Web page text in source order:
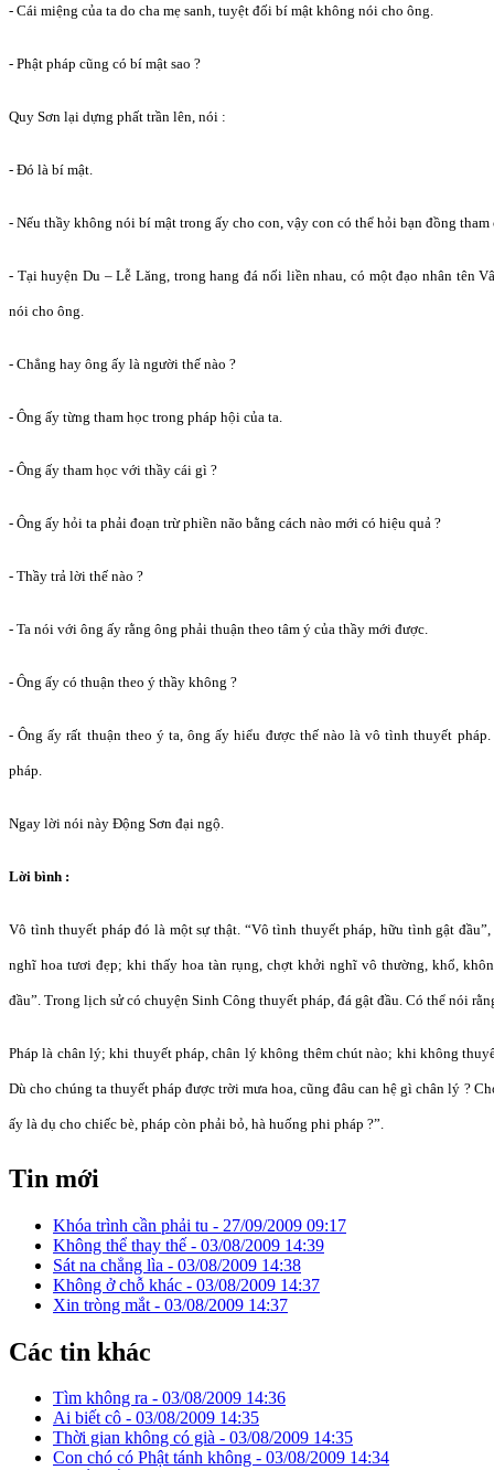
- Cái miệng của ta do cha mẹ sanh, tuyệt đối bí mật không nói cho ông.
- Phật pháp cũng có bí mật sao ?
Quy Sơn lại dựng phất trần lên, nói :
- Đó là bí mật.
- Nếu thầy không nói bí mật trong ấy cho con, vậy con có thể hỏi bạn đồng
- Tại huyện Du – Lễ Lăng, trong hang đá nối liền nhau, có một đạo nhân tên
nói cho ông.
- Chẳng hay ông ấy là người thế nào ?
- Ông ấy từng tham học trong pháp hội của ta.
- Ông ấy tham học với thầy cái gì ?
- Ông ấy hỏi ta phải đoạn trừ phiền não bằng cách nào mới có hiệu quả ?
- Thầy trả lời thế nào ?
- Ta nói với ông ấy rằng ông phải thuận theo tâm ý của thầy mới được.
- Ông ấy có thuận theo ý thầy không ?
- Ông ấy rất thuận theo ý ta, ông ấy hiểu được thế nào là vô tình thuyết
pháp.
Ngay lời nói này Động Sơn đại ngộ.
Lời bình :
Vô tình thuyết pháp đó là một sự thật. “Vô tình thuyết pháp, hữu tình gật
nghĩ hoa tươi đẹp; khi thấy hoa tàn rụng, chợt khởi nghĩ vô thường, khổ,
đầu”. Trong lịch sử có chuyện Sinh Công thuyết pháp, đá gật đầu. Có thể nói
Pháp là chân lý; khi thuyết pháp, chân lý không thêm chút nào; khi không
Dù cho chúng ta thuyết pháp được trời mưa hoa, cũng đâu can hệ gì chân lý ?
ấy là dụ cho chiếc bè, pháp còn phải bỏ, hà huống phi pháp ?”.
Tin mới
Khóa trình cần phải tu - 27/09/2009 09:17
Không thể thay thế - 03/08/2009 14:39
Sát na chẳng lìa - 03/08/2009 14:38
Không ở chỗ khác - 03/08/2009 14:37
Xin tròng mắt - 03/08/2009 14:37
Các tin khác
Tìm không ra - 03/08/2009 14:36
Ai biết cô - 03/08/2009 14:35
Thời gian không có già - 03/08/2009 14:35
Con chó có Phật tánh không - 03/08/2009 14:34